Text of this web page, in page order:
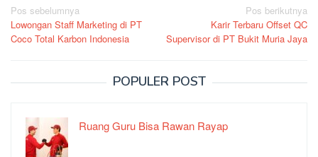
Navigasi
pos
Pos sebelumnya
Lowongan Staff Marketing di PT
Coco Total Karbon Indonesia
Pos berikutnya
Karir Terbaru Offset QC
Supervisor di PT Bukit Muria Jaya
POPULER POST
Ruang Guru Bisa Rawan Rayap